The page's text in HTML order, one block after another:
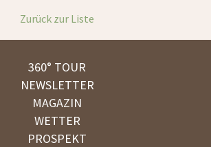
Zurück zur Liste
360° TOUR
NEWSLETTER
MAGAZIN
WETTER
PROSPEKT